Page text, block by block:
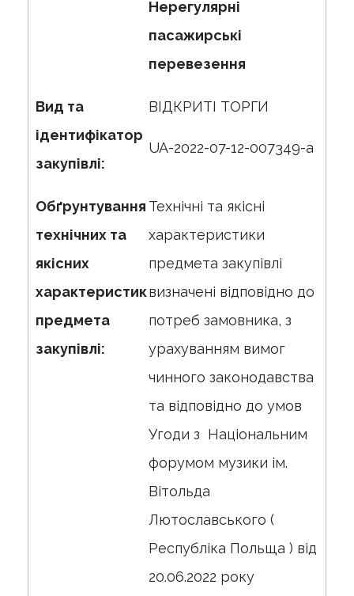
Нерегулярні
пасажирські
перевезення
Вид та
ідентифікатор
закупівлі:
ВІДКРИТІ ТОРГИ
UA-2022-07-12-007349-a
Обґрунтування
технічних та
якісних
характеристик
предмета
закупівлі:
Технічні та якісні
характеристики
предмета закупівлі
визначені відповідно до
потреб замовника, з
урахуванням вимог
чинного законодавства
та відповідно до умов
Угоди з Національним
форумом музики ім.
Вітольда
Лютославського (
Республіка Польща ) від
20.06.2022 року